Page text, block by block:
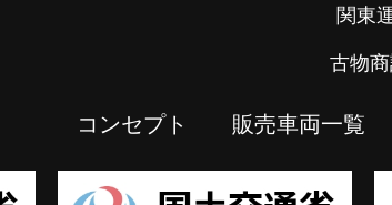
関東
古物
コンセプト 販売車両一覧